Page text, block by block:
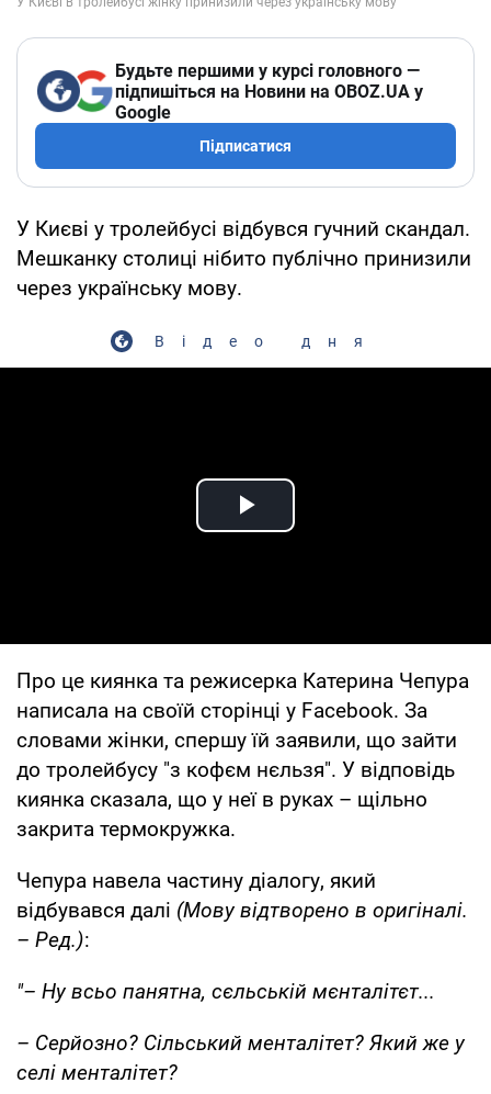
Будьте першими у курсі головного —
підпишіться на Новини на OBOZ.UA у
Google
Підписатися
У Києві у тролейбусі відбувся гучний скандал.
Мешканку столиці нібито публічно принизили
через українську мову.
Відео дня
Play Video
Про це киянка та режисерка Катерина Чепура
написала на своїй сторінці у Facebook. За
словами жінки, спершу їй заявили, що зайти
до тролейбусу "з кофєм нєльзя". У відповідь
киянка сказала, що у неї в руках – щільно
закрита термокружка.
Чепура навела частину діалогу, який
відбувався далі (Мову відтворено в оригіналі.
– Ред.):
"– Ну всьо панятна, сєльській мєнталітєт...
– Серйозно? Сільський менталітет? Який же у
селі менталітет?